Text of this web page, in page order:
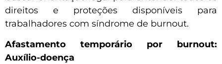
direitos e proteções disponíveis para
trabalhadores com síndrome de burnout.
Afastamento temporário por burnout:
Auxílio-doença